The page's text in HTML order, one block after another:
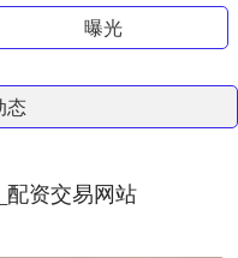
曝光
态
资交易网站